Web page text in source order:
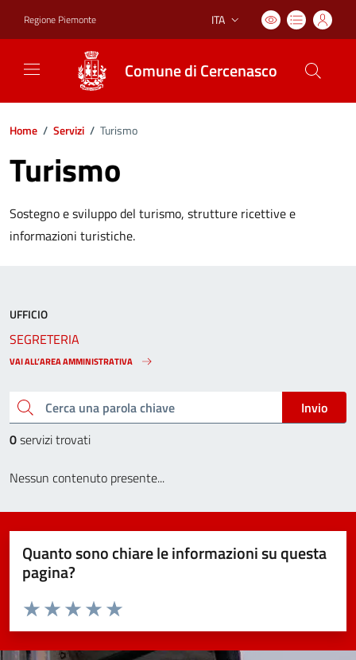
Regione Piemonte Lingua attiva:
ITA
Comune di Cercenasco
Home / Servizi / Turismo
Turismo
Sostegno e sviluppo del turismo, strutture ricettive e
informazioni turistiche.
Cerca una parola chiave
Invio
0servizi trovati
Nessun contenuto presente...
UFFICIO
SEGRETERIA
VAI ALL’AREA AMMINISTRATIVA
Quanto sono chiare le informazioni su questa
pagina?
Valuta da 1 a 5 stelle la pagina
Valuta 5 stelle su 5
Valuta 4 stelle su 5
Valuta 3 stelle su 5
Valuta 2 stelle su 5
Valuta 1 stelle su 5